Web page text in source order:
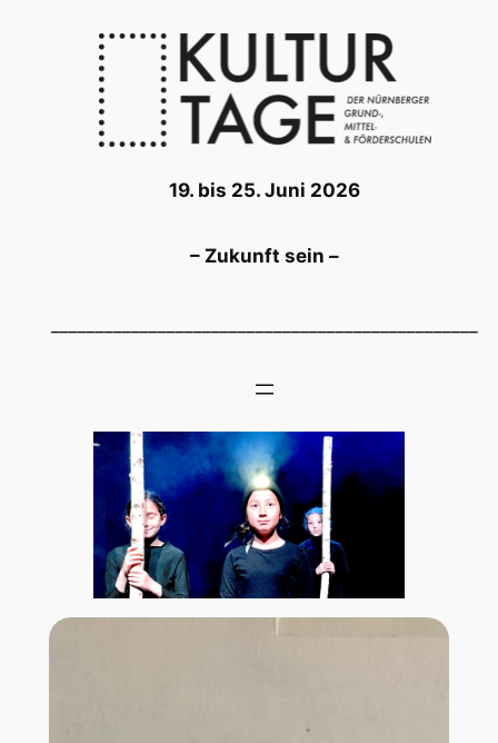
19. bis 25. Juni 2026
– Zukunft sein –